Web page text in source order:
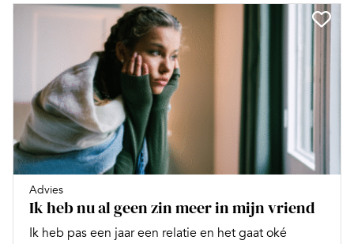
Advies
Ik heb nu al geen zin meer in mijn vriend
Ik heb pas een jaar een relatie en het gaat oké